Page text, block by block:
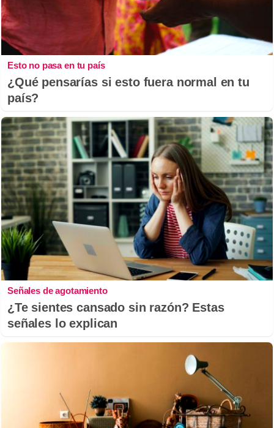
Esto no pasa en tu país
¿Qué pensarías si esto fuera normal en tu
país?
Señales de agotamiento
¿Te sientes cansado sin razón? Estas
señales lo explican